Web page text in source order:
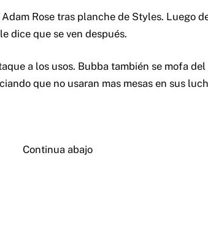
Rose tras planche de Styles. Luego
dice que se ven después.
a los usos. Bubba también se mofa
que no usaran mas mesas en sus
Continua abajo